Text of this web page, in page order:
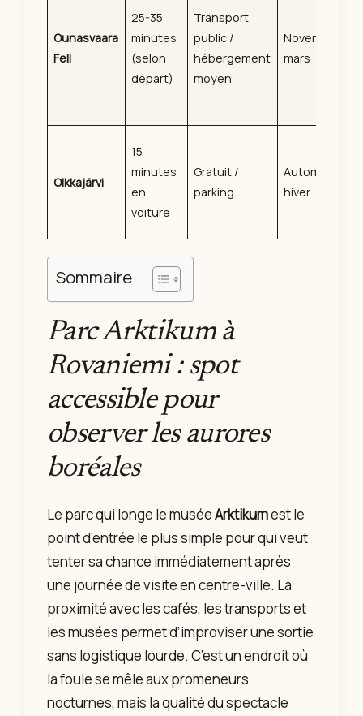
Ounasvaara
Fell
25-35
minutes
(selon
départ)
Transport
public /
hébergement
moyen
Novembre à
mars
Olkkajärvi
15
minutes
en
voiture
Gratuit /
parking
Automne et
hiver
Sommaire
Parc Arktikum à
Rovaniemi : spot
accessible pour
observer les aurores
boréales
Le parc qui longe le muséeArktikumest le
point d’entrée le plus simple pour qui veut
tenter sa chance immédiatement après
une journée de visite en centre-ville. La
proximité avec les cafés, les transports et
les musées permet d’improviser une sortie
sans logistique lourde. C’est un endroit où
la foule se mêle aux promeneurs
nocturnes, mais la qualité du spectacle